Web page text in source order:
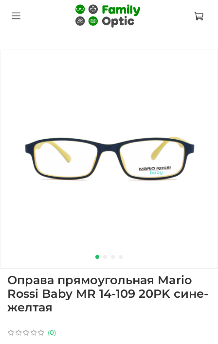
(0)
Оправа прямоугольная Mario
Rossi Baby MR 14-109 20PK сине-
желтая